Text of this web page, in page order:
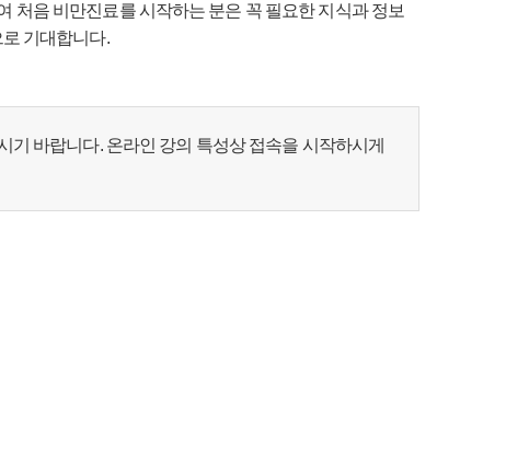
처음 비만진료를 시작하는 분은 꼭 필요한 지식과 정보
기대합니다.​
바랍니다. 온라인 강의 특성상 접속을 시작하시게